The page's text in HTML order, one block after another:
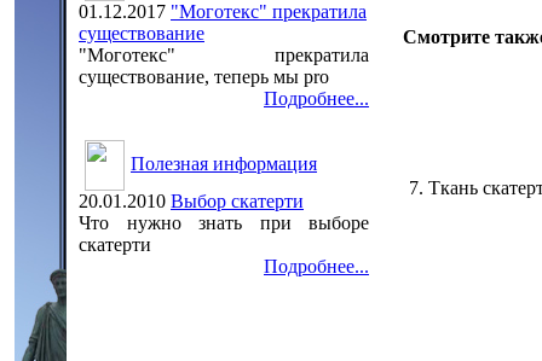
01.12.2017 "Моготекс" прекратила
существование
"Моготекс" прекратила
существование, теперь мы pro
Подробнее...
Полезная информация
20.01.2010 Выбор скатерти
Что нужно знать при выборе
скатерти
Подробнее...
Смотрите
7. Ткань